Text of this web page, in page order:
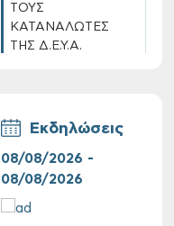
ΤΟΥΣ
ΚΑΤΑΝΑΛΩΤΕΣ
ΤΗΣ Δ.Ε.Υ.Α.
Εκδηλώσεις
08/08/2026 -
08/08/2026